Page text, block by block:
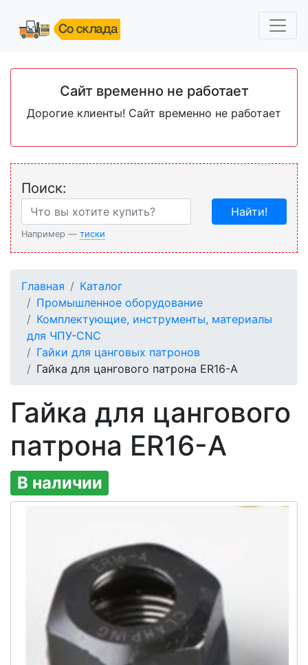
Сайт временно не работает
Дорогие клиенты! Сайт временно не работает
Поиск:
Например — тиски
Найти!
Главная
Каталог
Промышленное оборудование
Комплектующие, инструменты, материалы
для ЧПУ-CNC
Гайки для цанговых патронов
Гайка для цангового патрона ER16-А
Гайка для цангового
патрона ER16-А
В наличии